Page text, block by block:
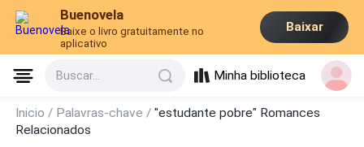
Buenovela
Baixe o livro gratuitamente no
aplicativo
Baixar
Buscar... Minha biblioteca
Inicio / Palavras-chave /"estudante pobre" Romances
Relacionados